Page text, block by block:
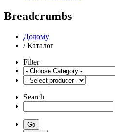
Breadcrumbs
Додому
/ Каталог
Filter
Search